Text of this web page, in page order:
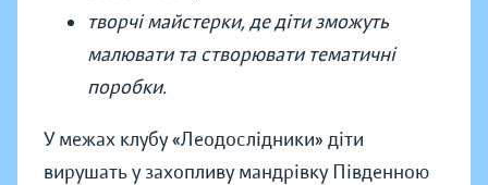
творчі майстерки, де діти зможуть
малювати та створювати тематичні
поробки.
У межах клубу «Леодослідники» діти
вирушать у захопливу мандрівку Південною